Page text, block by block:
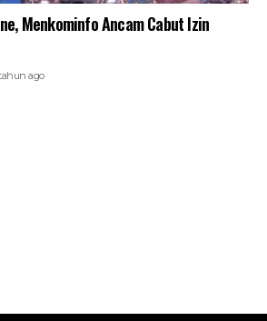
Menkominfo Ancam Cabut Izin
ago